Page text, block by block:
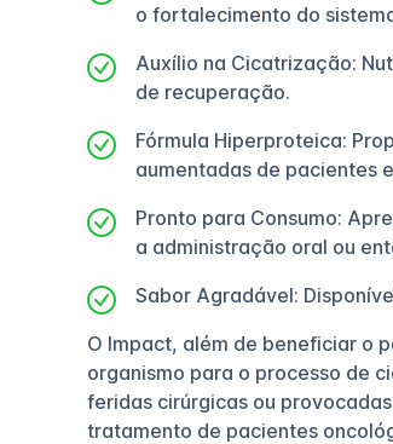
o fortalecimento do
Auxílio na Cicatrização:
de recuperação.
Fórmula Hiperproteica:
aumentadas de pacientes
Pronto para Consumo:
a administração oral ou
Sabor Agradável:
O Impact, além de beneficiar o
organismo para o processo de
feridas cirúrgicas ou
tratamento de pacientes